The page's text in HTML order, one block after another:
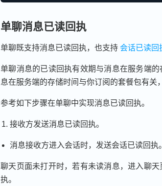
单聊消息已读回执
单聊既支持消息已读回执，也支持 会话已读回
单聊消息的已读回执有效期与消息在服务端
息在服务端的存储时间与你订阅的套餐包有关
参考如下步骤在单聊中实现消息已读回执。
接收方发送消息已读回执。
消息接收方进入会话时，发送会话已读回执。
聊天页面未打开时，若有未读消息，进入聊
执。